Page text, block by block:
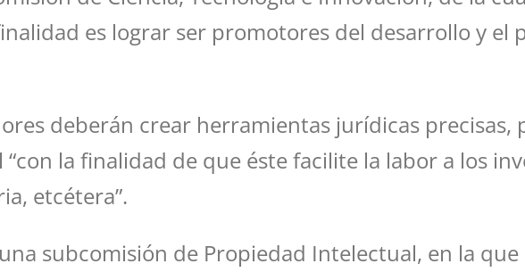
es lograr ser promotores del desarrollo y el
deberán crear herramientas jurídicas
la finalidad de que éste facilite la labor a los
etcétera”.
subcomisión de Propiedad Intelectual, en la que